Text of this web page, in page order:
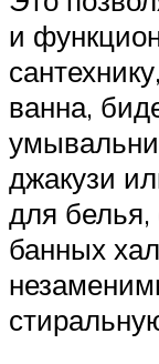
и
ванна,
джакузи
для белья,
банных